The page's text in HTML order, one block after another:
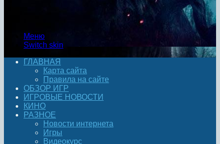
Меню
Switch skin
ГЛАВНАЯ
Карта сайта
Правила на сайте
ОБЗОР ИГР
ИГРОВЫЕ НОВОСТИ
КИНО
РАЗНОЕ
Новости интернета
Игры
Видеокурс